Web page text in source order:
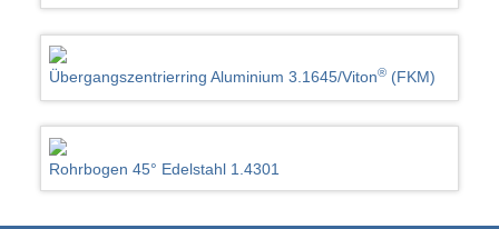
Übergangszentrierring Aluminium 3.1645/Viton® (FKM)
Rohrbogen 45° Edelstahl 1.4301